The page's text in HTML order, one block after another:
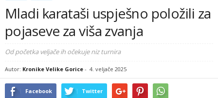
Mladi karataši uspješno položili za
pojaseve za viša zvanja
Od početka veljače ih očekuje niz turnira
Autor: Kronike Velike Gorice - 4. veljače 2025
Facebook Twitter